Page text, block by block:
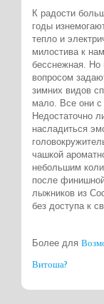
К радости
годы
тепло и
милостива к
бесснежная. Но
вопросом
зимних видов
мало. Все они с
Недостаточно
насладиться
чашкой
небольшим
после
лыжников из
без доступа к
Более для
Витоша?